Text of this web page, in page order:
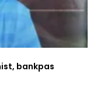
bankpas